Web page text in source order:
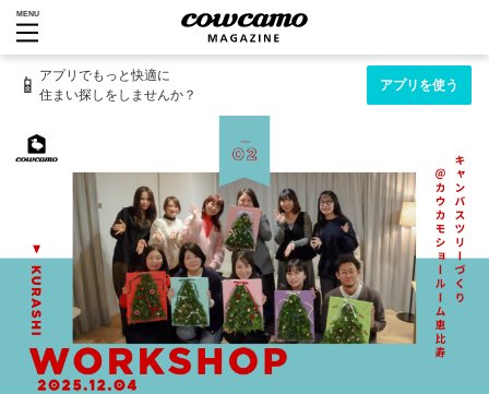
MENU
📱 アプリでもっと快適に
住まい探しをしませんか？
アプリを使う